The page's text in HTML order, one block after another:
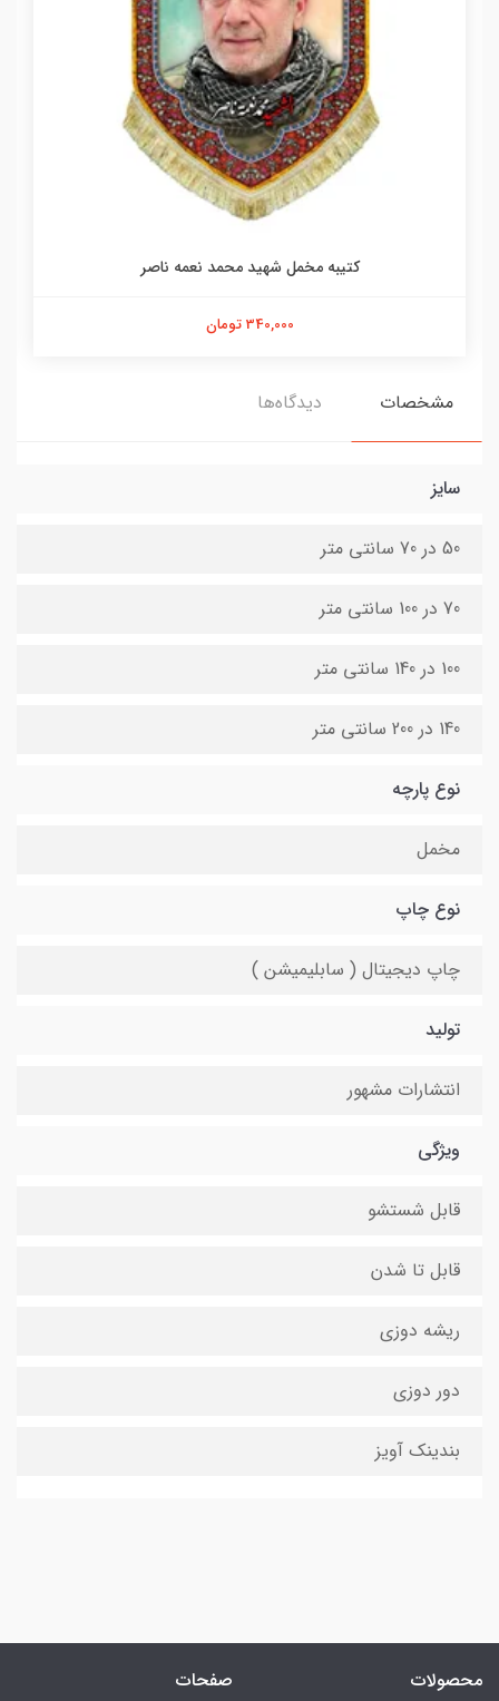
کتیبه مخمل شهید محمد نعمه ناصر
340,000 تومان
مشخصات دیدگاه‌ها
سایز
50 در 70 سانتی متر
70 در 100 سانتی متر
100 در 140 سانتی متر
140 در 200 سانتی متر
نوع پارچه
مخمل
نوع چاپ
چاپ دیجیتال ( سابلیمیشن )
تولید
انتشارات مشهور
ویژگی
قابل شستشو
قابل تا شدن
ریشه دوزی
دور دوزی
بندینک آویز
محصولات صفحات